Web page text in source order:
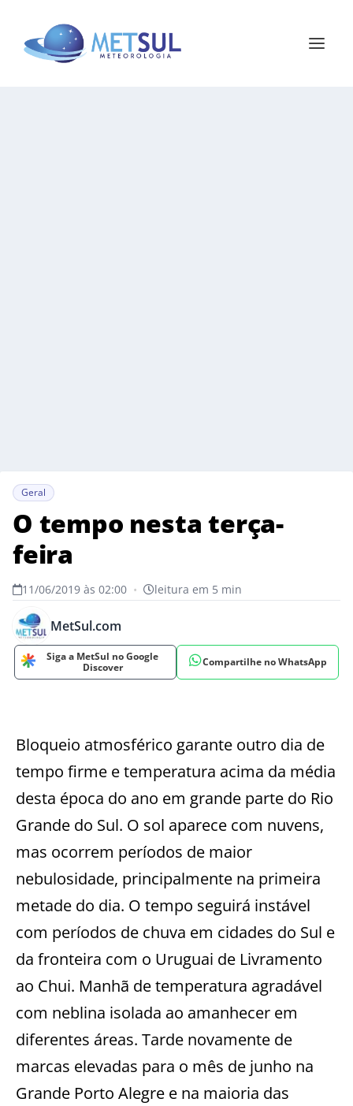
Geral
O tempo nesta terça-
feira
11/06/2019 às 02:00 • leitura em 5 min
MetSul.com
Siga a MetSul no Google
Discover
Compartilhe no WhatsApp
Bloqueio atmosférico garante outro dia de
tempo firme e temperatura acima da média
desta época do ano em grande parte do Rio
Grande do Sul. O sol aparece com nuvens,
mas ocorrem períodos de maior
nebulosidade, principalmente na primeira
metade do dia. O tempo seguirá instável
com períodos de chuva em cidades do Sul e
da fronteira com o Uruguai de Livramento
ao Chui. Manhã de temperatura agradável
com neblina isolada ao amanhecer em
diferentes áreas. Tarde novamente de
marcas elevadas para o mês de junho na
Grande Porto Alegre e na maioria das